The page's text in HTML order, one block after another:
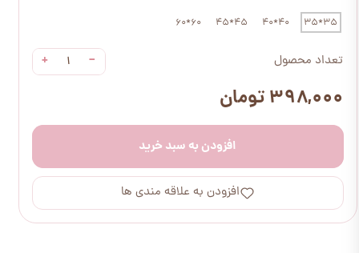
35*35
40*40
45*45
60*60
تعداد محصول −
+
۳۹۸,۰۰۰ تومان
افزودن به سبد خرید
افزودن به علاقه مندی ها